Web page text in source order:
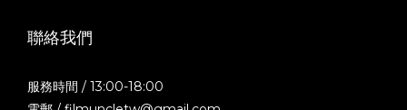
聯絡我們
服務時間 / 13:00-18:00